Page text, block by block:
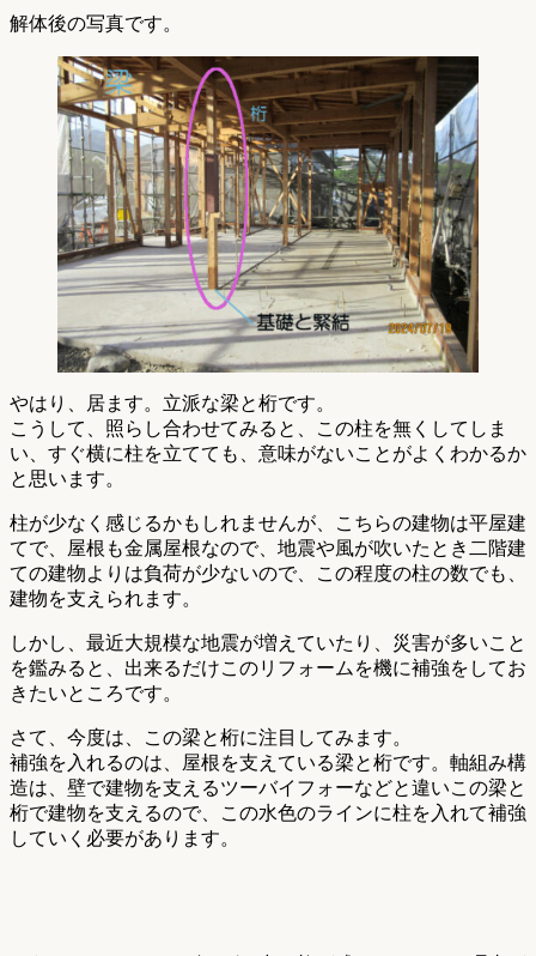
解体後の写真です。
やはり、居ます。立派な梁と桁です。
こうして、照らし合わせてみると、この柱を無くしてしま
い、すぐ横に柱を立てても、意味がないことがよくわかるか
と思います。
柱が少なく感じるかもしれませんが、こちらの建物は平屋建
てで、屋根も金属屋根なので、地震や風が吹いたとき二階建
ての建物よりは負荷が少ないので、この程度の柱の数でも、
建物を支えられます。
しかし、最近大規模な地震が増えていたり、災害が多いこと
を鑑みると、出来るだけこのリフォームを機に補強をしてお
きたいところです。
さて、今度は、この梁と桁に注目してみます。
補強を入れるのは、屋根を支えている梁と桁です。軸組み構
造は、壁で建物を支えるツーバイフォーなどと違いこの梁と
桁で建物を支えるので、この水色のラインに柱を入れて補強
していく必要があります。